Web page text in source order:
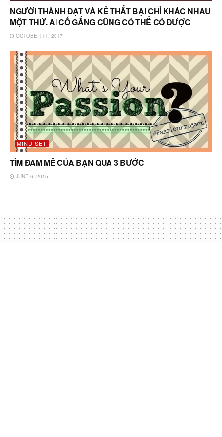
NGƯỜI THÀNH ĐẠT VÀ KẺ THẤT BẠI CHỈ KHÁC NHAU
MỘT THỨ. AI CỐ GẮNG CŨNG CÓ THỂ CÓ ĐƯỢC
OCTOBER 11, 2017
MIND SET
TÌM ĐAM MÊ CỦA BẠN QUA 3 BƯỚC
JUNE 6, 2015